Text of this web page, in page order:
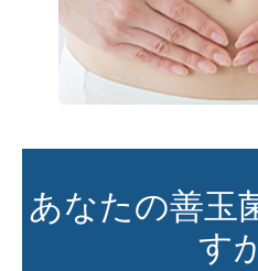
あなたの善玉
す